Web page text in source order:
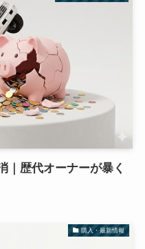
｜歴代オーナーが暴く
購入・最新情報